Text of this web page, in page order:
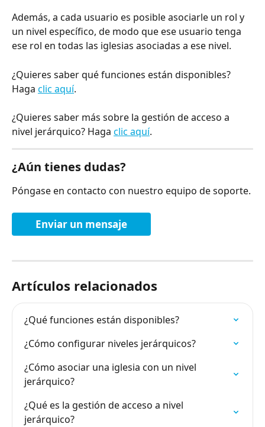
Además, a cada usuario es posible asociarle un rol y
un nivel específico, de modo que ese usuario tenga
ese rol en todas las iglesias asociadas a ese nivel.
¿Quieres saber qué funciones están disponibles?
Haga clic aquí.
¿Quieres saber más sobre la gestión de acceso a
nivel jerárquico? Haga clic aquí.
¿Aún tienes dudas?
Póngase en contacto con nuestro equipo de soporte.
Enviar un mensaje
Artículos relacionados
¿Qué funciones están disponibles?
¿Cómo configurar niveles jerárquicos?
¿Cómo asociar una iglesia con un nivel
jerárquico?
¿Qué es la gestión de acceso a nivel
jerárquico?